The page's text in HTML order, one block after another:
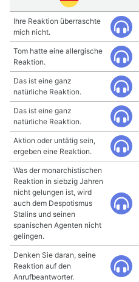
Ihre Reaktion überraschte
mich nicht.
Tom hatte eine allergische
Reaktion.
Das ist eine ganz
natürliche Reaktion.
Das ist eine ganz
natürliche Reaktion.
Aktion oder untätig sein,
ergeben eine Reaktion.
Was der monarchistischen
Reaktion in siebzig Jahren
nicht gelungen ist, wird
auch dem Despotismus
Stalins und seinen
spanischen Agenten nicht
gelingen.
Denken Sie daran, seine
Reaktion auf den
Anrufbeantworter.